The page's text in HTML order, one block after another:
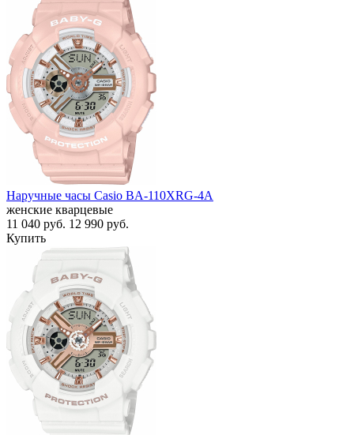
Наручные часы Casio BA-110XRG-4A
женские кварцевые
11 040 руб. 12 990 руб.
Купить